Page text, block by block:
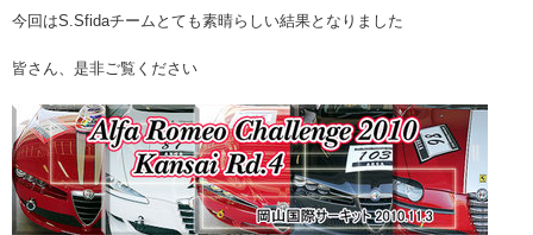
今回はS.Sfidaチームとても素晴らしい結果となりました
皆さん、是非ご覧ください